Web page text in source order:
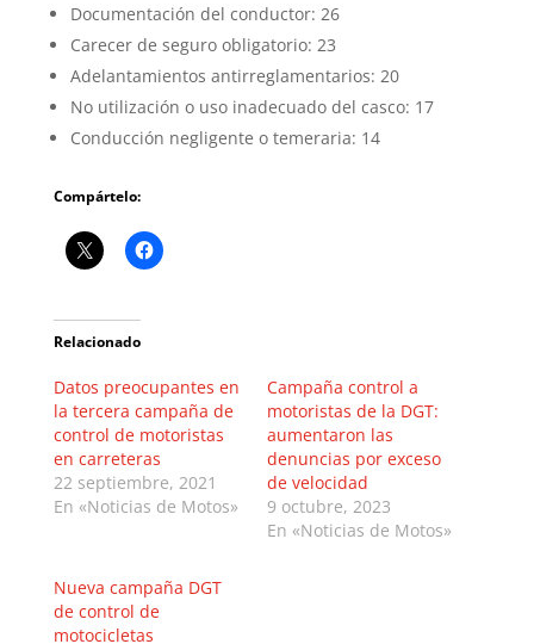
Documentación del conductor: 26
Carecer de seguro obligatorio: 23
Adelantamientos antirreglamentarios: 20
No utilización o uso inadecuado del casco: 17
Conducción negligente o temeraria: 14
Compártelo:
Relacionado
Datos preocupantes en
la tercera campaña de
control de motoristas
en carreteras
22 septiembre, 2021
En «Noticias de Motos»
Campaña control a
motoristas de la DGT:
aumentaron las
denuncias por exceso
de velocidad
9 octubre, 2023
En «Noticias de Motos»
Nueva campaña DGT
de control de
motocicletas